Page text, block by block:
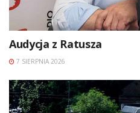
Audycja z Ratusza
7 SIERPNIA 2026